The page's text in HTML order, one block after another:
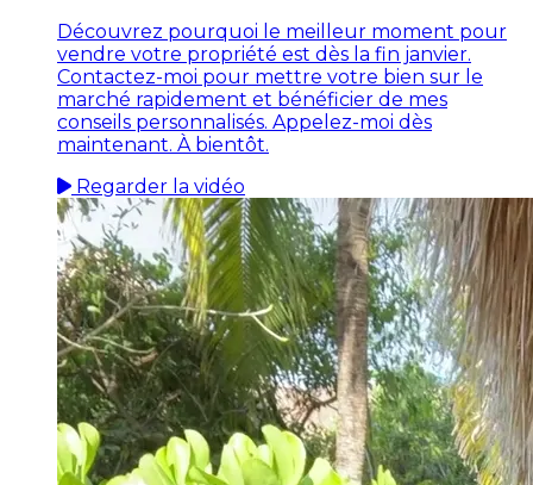
Découvrez pourquoi le meilleur moment pour
vendre votre propriété est dès la fin janvier.
Contactez-moi pour mettre votre bien sur le
marché rapidement et bénéficier de mes
conseils personnalisés. Appelez-moi dès
maintenant. À bientôt.
Regarder la vidéo